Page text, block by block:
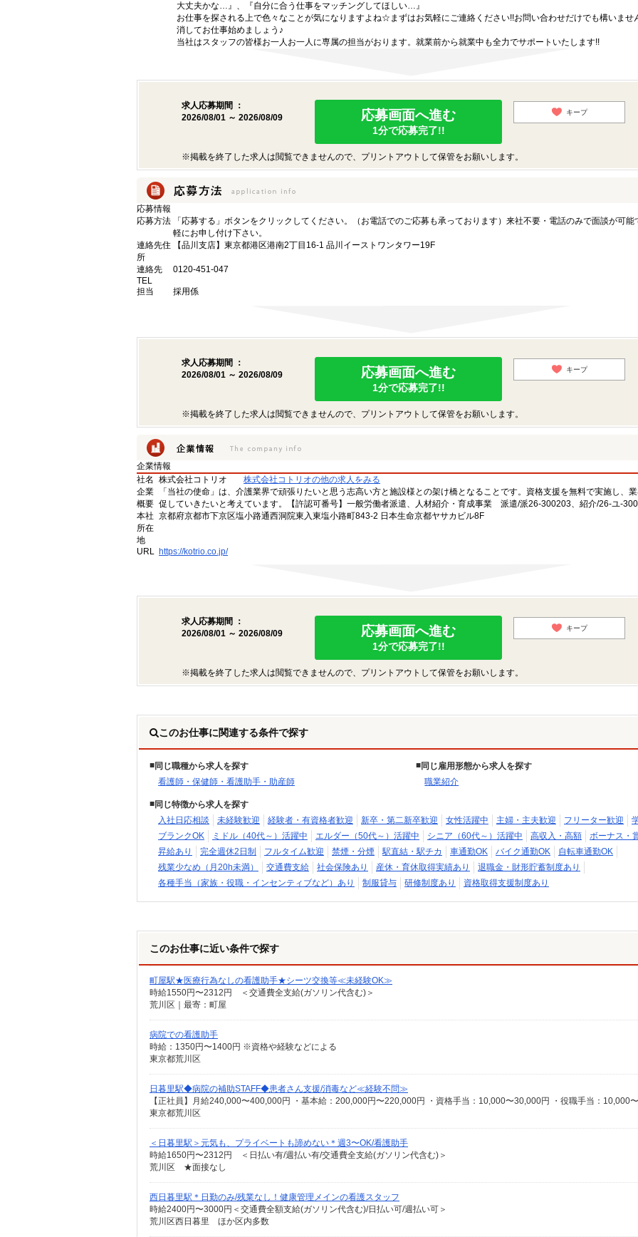
大丈夫かな…』、『自分に合う仕事をマッチングしてほしい…』
お仕事を探される上で色々なことが気になりますよね☆まずはお気軽にご連絡ください!!お問い合わせだけでも構いませ
消してお仕事始めましょう♪
当社はスタッフの皆様お一人お一人に専属の担当がおります。就業前から就業中も全力でサポートいたします!!
求人応募期間 ：
2026/08/01 ～ 2026/08/09
応募画面へ進む
1分で応募完了!!
キープ
※掲載を終了した求人は閲覧できませんので、プリントアウトして保管をお願いします。
応募情報
応募方法
「応募する」ボタンをクリックしてください。（お電話でのご応募も承っております）来社不要・電話のみで面談が可能
軽にお申し付け下さい。
連絡先住
所
【品川支店】東京都港区港南2丁目16-1 品川イーストワンタワー19F
連絡先
TEL
0120-451-047
担当 採用係
求人応募期間 ：
2026/08/01 ～ 2026/08/09
応募画面へ進む
1分で応募完了!!
キープ
※掲載を終了した求人は閲覧できませんので、プリントアウトして保管をお願いします。
企業情報
社名
株式会社コトリオ
株式会社コトリオの他の求人をみる
企業
概要
「当社の使命」は、介護業界で頑張りたいと思う志高い方と施設様との架け橋となることです。資格支援を無料で実施し、
促していきたいと考えています。【許認可番号】一般労働者派遣、人材紹介・育成事業 派遣/派26-300203、紹介/26-ユ-
本社
所在
地
京都府京都市下京区塩小路通西洞院東入東塩小路町843-2 日本生命京都ヤサカビル8F
URL https://kotrio.co.jp/
求人応募期間 ：
2026/08/01 ～ 2026/08/09
応募画面へ進む
1分で応募完了!!
キープ
※掲載を終了した求人は閲覧できませんので、プリントアウトして保管をお願いします。
このお仕事に関連する条件で探す
同じ職種から求人を探す
看護師・保健師・看護助手・助産師
同じ雇用形態から求人を探す
職業紹介
同じ特徴から求人を探す
入社日応相談
未経験歓迎 経験者・有資格者歓迎 新卒・第二新卒歓迎 女性活躍中 主婦・主夫歓迎 フリーター歓迎
ブランクOK
ミドル（40代～）活躍中 エルダー（50代～）活躍中 シニア（60代～）活躍中 高収入・高額
ボーナス・
昇給あり
完全週休2日制 フルタイム歓迎 禁煙・分煙 駅直結・駅チカ 車通勤OK バイク通勤OK
自転車通勤OK
残業少なめ（月20h未満）
交通費支給 社会保険あり 産休・育休取得実績あり
退職金・財形貯蓄制度あり
各種手当（家族・役職・インセンティブなど）あり
制服貸与 研修制度あり 資格取得支援制度あり
このお仕事に近い条件で探す
町屋駅★医療行為なしの看護助手★シーツ交換等≪未経験OK≫
時給1550円〜2312円 ＜交通費全支給(ガソリン代含む)＞
荒川区｜最寄：町屋
病院での看護助手
時給：1350円〜1400円 ※資格や経験などによる
東京都荒川区
日暮里駅◆病院の補助STAFF◆患者さん支援/消毒など≪経験不問≫
東京都荒川区
＜日暮里駅＞元気も、プライベートも諦めない＊週3〜OK/看護助手
時給1650円〜2312円 ＜日払い有/週払い有/交通費全支給(ガソリン代含む)＞
荒川区 ★面接なし
西日暮里駅＊日勤のみ/残業なし！健康管理メインの看護スタッフ
時給2400円〜3000円＜交通費全額支給(ガソリン代含む)/日払い可/週払い可＞
荒川区西日暮里 ほか区内多数